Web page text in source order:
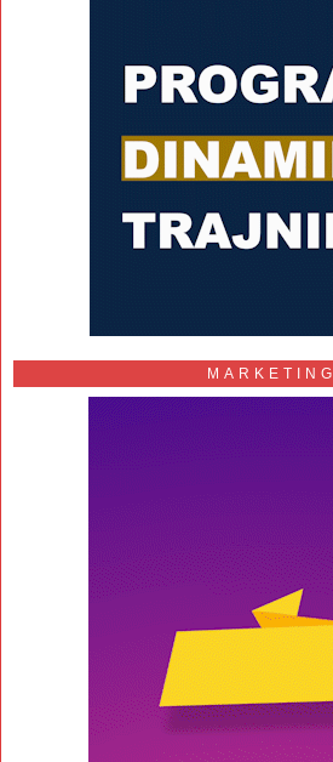
MARKETING